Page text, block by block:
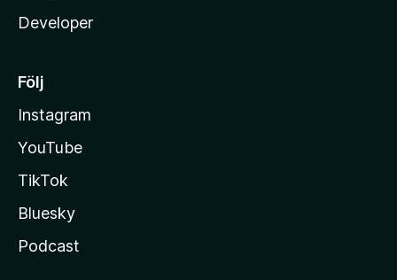
Developer
Följ
Instagram
YouTube
TikTok
Bluesky
Podcast